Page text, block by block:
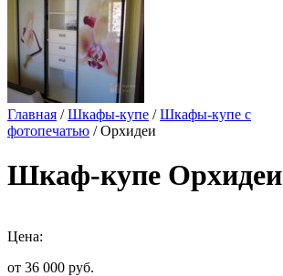
Главная /Шкафы-купе /Шкафы-купе с
фотопечатью / Орхидеи
Шкаф-купе Орхидеи
Цена:
от 36 000 руб.